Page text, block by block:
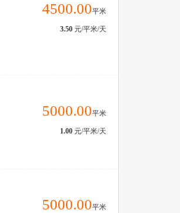
4500.00平米
3.50 元/平米/天
5000.00平米
1.00 元/平米/天
5000.00平米